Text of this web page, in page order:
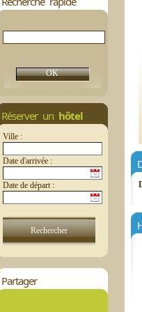
Réserver un hôtel
Ville :
Date d'arrivée :
Date de départ :
Partager